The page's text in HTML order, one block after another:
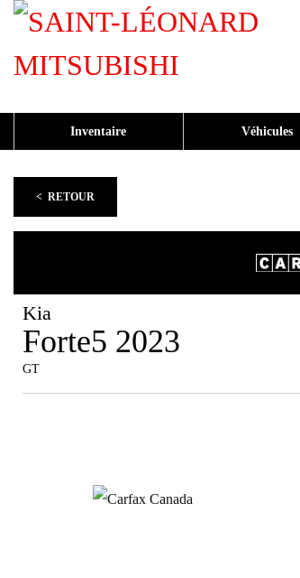
Inventaire Véhicules
< RETOUR
Kia
Forte5 2023
GT